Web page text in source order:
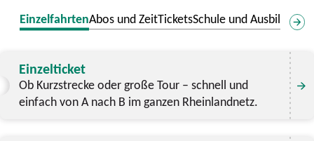
EinzelfahrtenAbos und ZeitTicketsSchule und Ausbildung
Einzelticket
Ob Kurzstrecke oder große Tour – schnell und
einfach von A nach B im ganzen Rheinlandnetz.